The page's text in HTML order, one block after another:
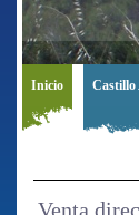
Inicio Castillo
Venta